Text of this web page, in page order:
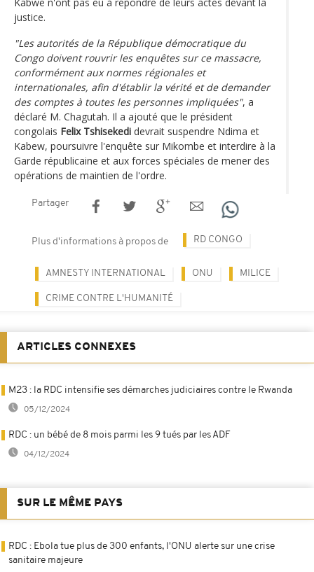
justice.
"Les autorités de la République démocratique du
Congo doivent rouvrir les enquêtes sur ce massacre,
conformément aux normes régionales et
internationales, afin d'établir la vérité et de demander
des comptes à toutes les personnes impliquées", a
déclaré M. Chagutah. Il a ajouté que le président
congolais Felix Tshisekedi devrait suspendre Ndima et
Kabew, poursuivre l'enquête sur Mikombe et interdire à la
Garde républicaine et aux forces spéciales de mener des
opérations de maintien de l'ordre.
Partager
Plus d'informations à propos de RD CONGO
AMNESTY INTERNATIONAL ONU MILICE
CRIME CONTRE L'HUMANITÉ
ARTICLES CONNEXES
M23 : la RDC intensifie ses démarches judiciaires contre le Rwanda
05/12/2024
RDC : un bébé de 8 mois parmi les 9 tués par les ADF
04/12/2024
SUR LE MÊME PAYS
RDC : Ebola tue plus de 300 enfants, l'ONU alerte sur une crise
sanitaire majeure